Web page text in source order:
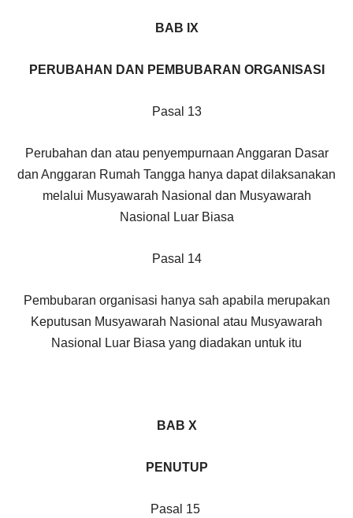
BAB IX
PERUBAHAN DAN PEMBUBARAN ORGANISASI
Pasal 13
Perubahan dan atau penyempurnaan Anggaran Dasar
dan Anggaran Rumah Tangga hanya dapat dilaksanakan
melalui Musyawarah Nasional dan Musyawarah
Nasional Luar Biasa
Pasal 14
Pembubaran organisasi hanya sah apabila merupakan
Keputusan Musyawarah Nasional atau Musyawarah
Nasional Luar Biasa yang diadakan untuk itu
BAB X
PENUTUP
Pasal 15